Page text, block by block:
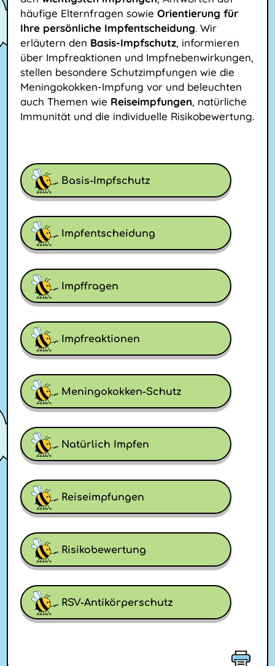
häufige Elternfragen sowieOrientierung für
Ihre persönliche Impfentscheidung. Wir
erläutern den Basis-Impfschutz, informieren
über Impfreaktionen und Impfnebenwirkungen,
stellen besondere Schutzimpfungen wie die
Meningokokken-Impfung vor und beleuchten
auch Themen wie Reiseimpfungen, natürliche
Immunität und die individuelle Risikobewertung.
Basis-Impfschutz
Impfentscheidung
Impffragen
Impfreaktionen
Meningokokken-Schutz
Natürlich Impfen
Reiseimpfungen
Risikobewertung
RSV-Antikörperschutz